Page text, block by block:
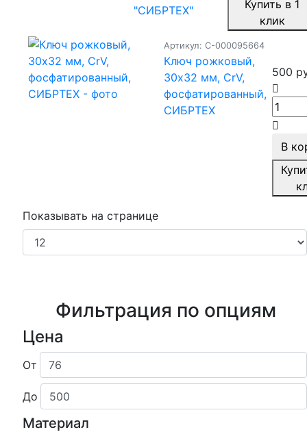
"СИБРТЕХ"
Купить в 1
клик
Артикул: С-000095664
Ключ рожковый,
30х32 мм, CrV,
фосфатированный,
СИБРТЕХ
500
В
Показывать на странице
Фильтрация по опциям
Цена
От
До
Материал